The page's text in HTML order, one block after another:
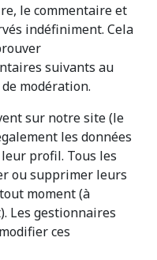
le commentaire et
indéfiniment. Cela
suivants au
modération.
sur notre site (le
les données
profil. Tous les
ou supprimer leurs
moment (à
Les gestionnaires
ces